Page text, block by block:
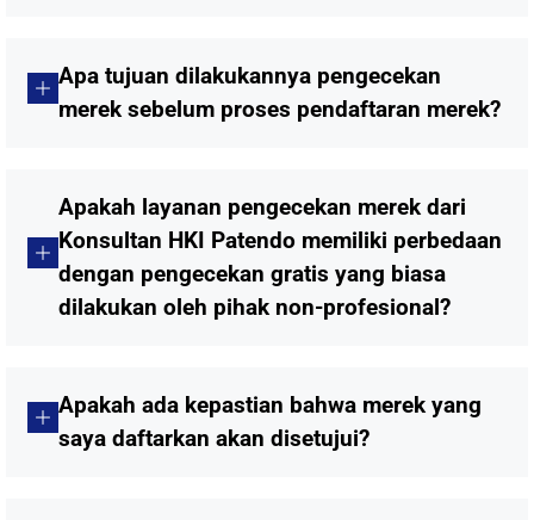
Apa tujuan dilakukannya pengecekan
merek sebelum proses pendaftaran merek?
Apakah layanan pengecekan merek dari
Konsultan HKI Patendo memiliki perbedaan
dengan pengecekan gratis yang biasa
dilakukan oleh pihak non-profesional?
Apakah ada kepastian bahwa merek yang
saya daftarkan akan disetujui?